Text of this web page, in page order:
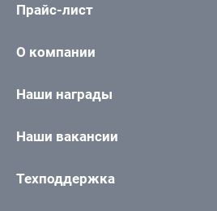
Прайс-лист
О компании
Наши награды
Наши вакансии
Техподдержка